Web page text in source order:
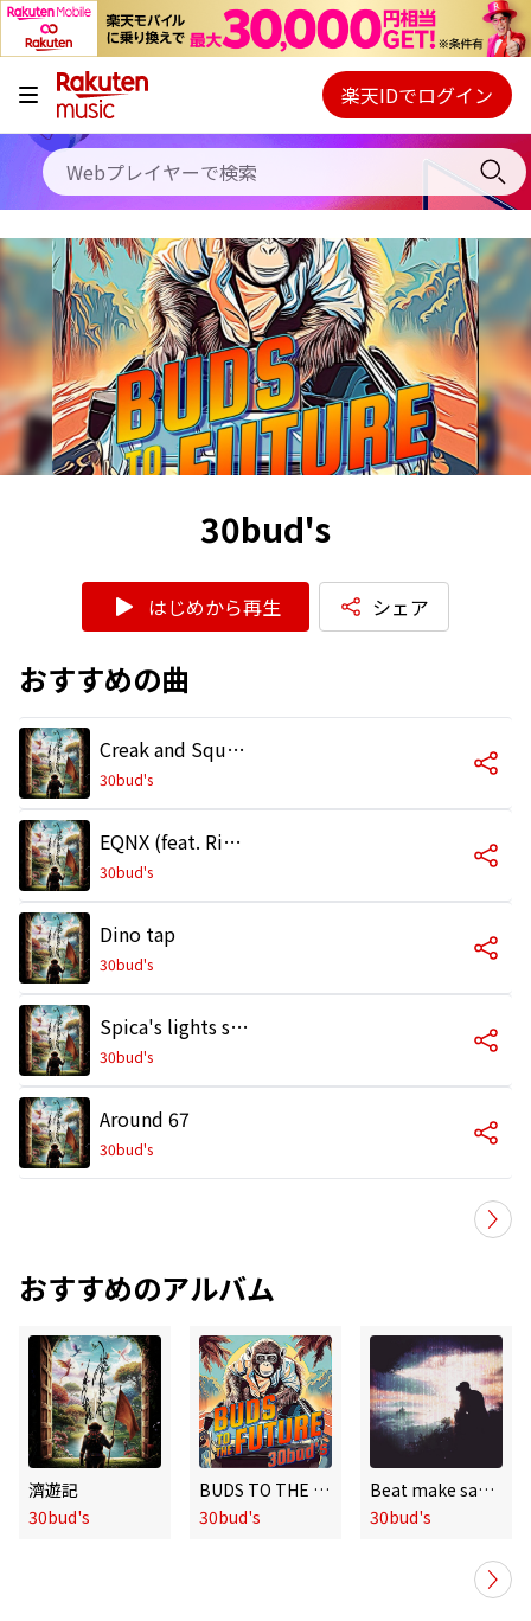
キャンペーン
料金プラン
使い方
初回30日間無料お試し
Webプレイヤー
ご契約内容の確認・変更
楽天IDでログイン
30bud's
はじめから再生 シェア
おすすめの曲
Creak and Squeak and Astray
30bud's
EQNX (feat. RiO NeLL)
30bud's
Dino tap
30bud's
Spica's lights shimmered on the river
30bud's
Around 67
30bud's
おすすめのアルバム
濟遊記
30bud's
BUDS TO THE FUTURE
30bud's
Beat make sapience
30bud's